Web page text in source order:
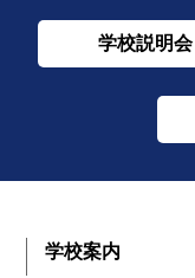
学校説明会
学校案内